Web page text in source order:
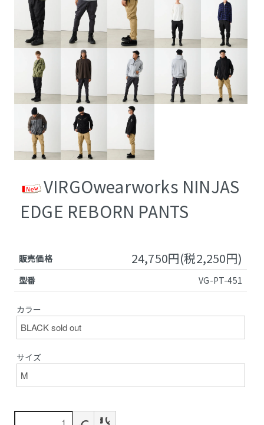
VIRGOwearworks NINJAS
EDGE REBORN PANTS
販売価格 24,750円(税2,250円)
型番 VG-PT-451
カラー
サイズ